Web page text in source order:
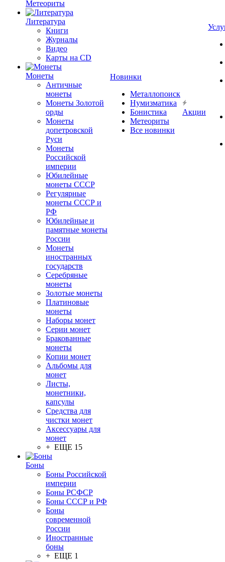
Метеориты
Литература
Книги
Журналы
Видео
Карты на CD
Монеты
Античные
монеты
Монеты Золотой
орды
Монеты
допетровской
Руси
Монеты
Российской
империи
Юбилейные
монеты СССР
Регулярные
монеты СССР и
РФ
Юбилейные и
памятные монеты
России
Монеты
иностранных
государств
Серебряные
монеты
Золотые монеты
Платиновые
монеты
Наборы монет
Серии монет
Бракованные
монеты
Копии монет
Альбомы для
монет
Листы,
монетники,
капсулы
Средства для
чистки монет
Аксессуары для
монет
+ ЕЩЕ 15
Боны
Боны Российской
империи
Боны РСФСР
Боны СССР и РФ
Боны
современной
России
Иностранные
боны
+ ЕЩЕ 1
Новинки
Металлопоиск
Нумизматика
Бонистика
Метеориты
Все новинки
Акции